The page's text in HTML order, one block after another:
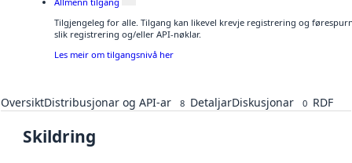
Tilgjengeleg for alle. Tilgang kan likevel krevje registrering og
slik registrering og/eller API-nøklar.
Les meir om tilgangsnivå her
OversiktDistribusjonar og API-ar 8 DetaljarDiskusjonar 0 RDF
Skildring